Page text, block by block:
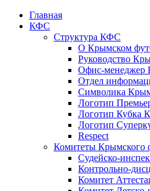
Главная
КФС
Структура КФС
О Крымском
Руководство
Офис-менеджер
Отдел
Символика
Логотип
Логотип Кубка
Логотип
Respect
Комитеты Крымского
Судейско-
Контрольно-
Комитет